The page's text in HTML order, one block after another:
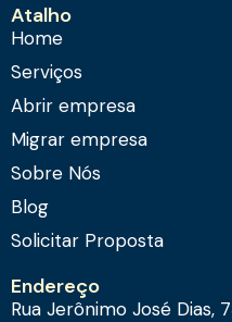
Atalho
Home
Serviços
Abrir empresa
Migrar empresa
Sobre Nós
Blog
Solicitar Proposta
Endereço
Rua Jerônimo José Dias,